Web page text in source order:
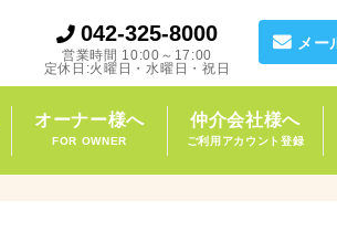
メー
042-325-8000
営業時間 10:00～17:00
定休日:火曜日・水曜日・祝日
オーナー様へ
FOR OWNER
仲介会社様へ
ご利用アカウント登録